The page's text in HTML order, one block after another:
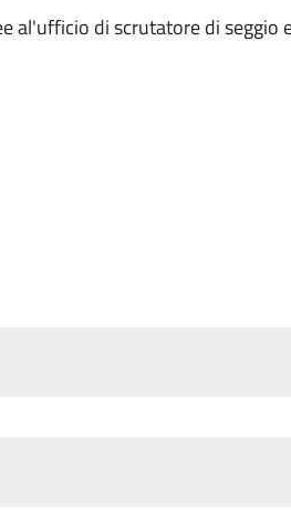
al'ufficio di scrutatore di seggio